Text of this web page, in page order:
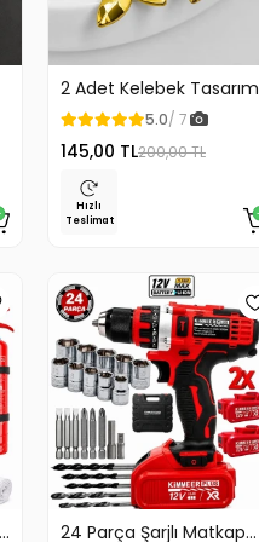
2 Adet Kelebek Tasarım
Klozet Kaldırma Aparatı
Gold Renk
5.0/ 7
145,00 TL200,00 TL
Hızlı
Teslimat
24 Parça Şarjlı Matkap